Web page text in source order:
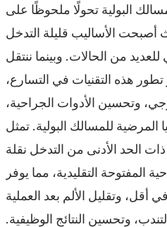
البولية تحولًا ملحوظًا على
أصبحت الأساليب قليلة التدخل
من الحالات. وبينما ننتقل
يستمر تطور هذه التقنيات في التسارع،
وتحسين الأدوات الجراحية،
المرضية للمسالك البولية. تمثل
الحد الأدنى من التدخل نقلة
المفتوحة التقليدية، مما يوفر
أقل، وتقليل الألم بعد العملية
وتحسين النتائج الوظيفية.